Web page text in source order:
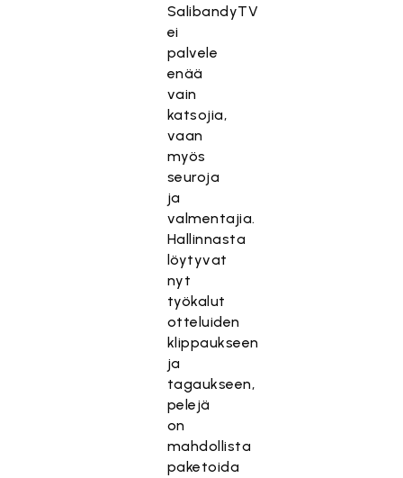
SalibandyTV
ei
palvele
enää
vain
katsojia,
vaan
myös
seuroja
ja
valmentajia.
Hallinnasta
löytyvat
nyt
työkalut
otteluiden
klippaukseen
ja
tagaukseen,
pelejä
on
mahdollista
paketoida